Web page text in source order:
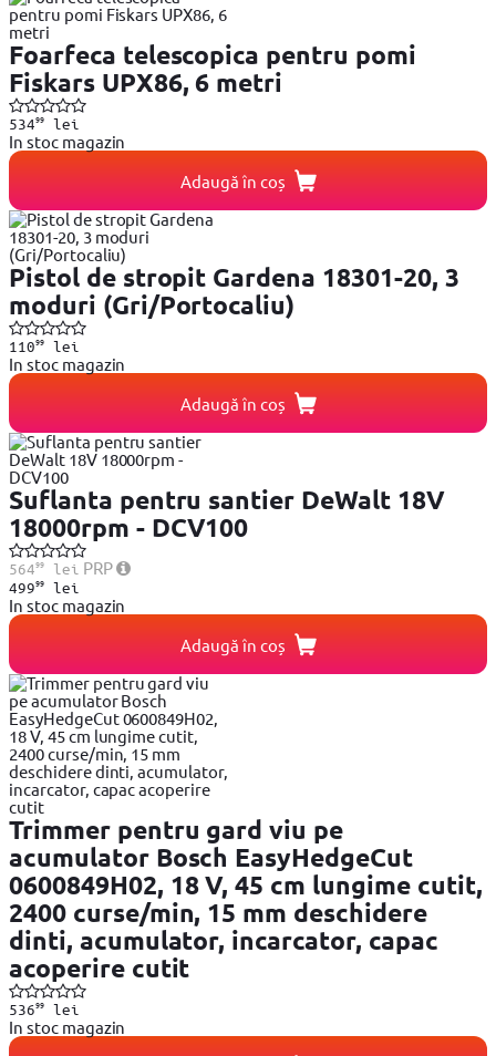
Foarfeca telescopica pentru pomi
Fiskars UPX86, 6 metri
53499lei
In stoc magazin
Adaugă în coș
Pistol de stropit Gardena 18301-20, 3
moduri (Gri/Portocaliu)
11099lei
In stoc magazin
Adaugă în coș
Suflanta pentru santier DeWalt 18V
18000rpm - DCV100
56499lei PRP
49999lei
In stoc magazin
Adaugă în coș
Trimmer pentru gard viu pe
acumulator Bosch EasyHedgeCut
0600849H02, 18 V, 45 cm lungime cutit,
2400 curse/min, 15 mm deschidere
dinti, acumulator, incarcator, capac
acoperire cutit
53699lei
In stoc magazin